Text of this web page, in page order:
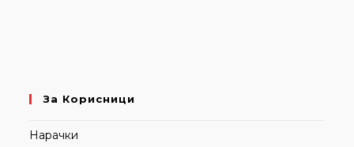
За Корисници
Нарачки